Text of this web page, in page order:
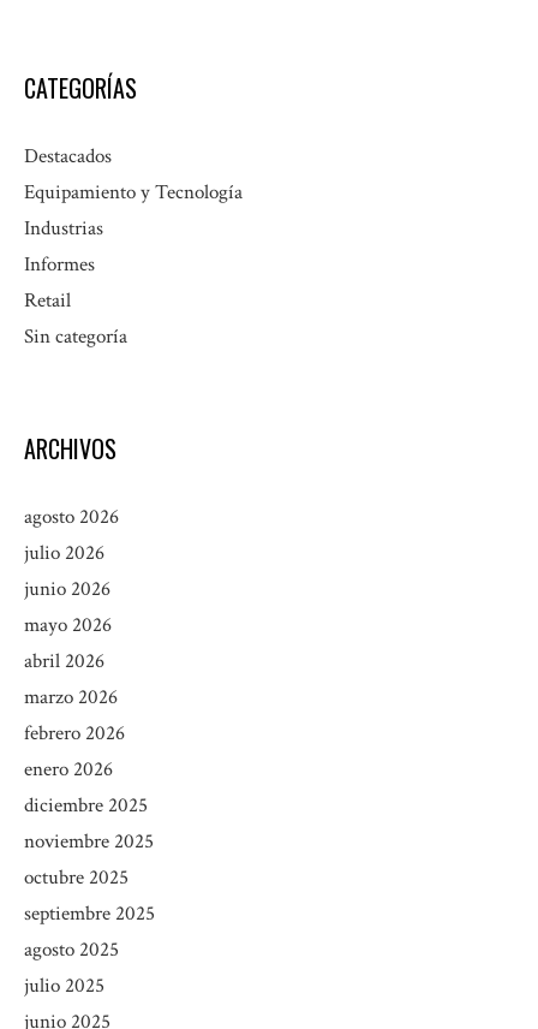
CATEGORÍAS
Destacados
Equipamiento y Tecnología
Industrias
Informes
Retail
Sin categoría
ARCHIVOS
agosto 2026
julio 2026
junio 2026
mayo 2026
abril 2026
marzo 2026
febrero 2026
enero 2026
diciembre 2025
noviembre 2025
octubre 2025
septiembre 2025
agosto 2025
julio 2025
junio 2025